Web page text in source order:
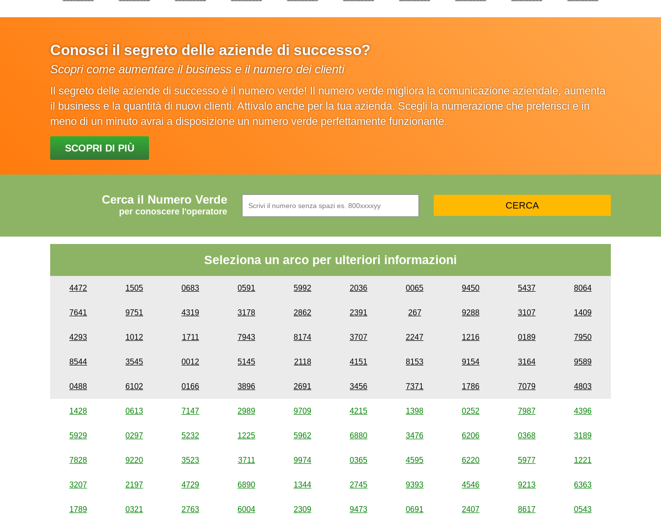
Conosci il segreto delle aziende di successo?
Scopri come aumentare il business e il numero dei clienti
Il segreto delle aziende di successo è il numero verde! Il numero verde migliora la comunicazione aziendale, aumenta
il business e la quantità di nuovi clienti. Attivalo anche per la tua azienda. Scegli la numerazione che preferisci e in
meno di un minuto avrai a disposizione un numero verde perfettamente funzionante.
SCOPRI DI PIÙ
Cerca il Numero Verde
per conoscere l'operatore
Seleziona un arco per ulteriori informazioni
4472 1505 0683 0591 5992 2036 0065 9450 5437 8064
7641 9751 4319 3178 2862 2391 267 9288 3107 1409
4293 1012 1711 7943 8174 3707 2247 1216 0189 7950
8544 3545 0012 5145 2118 4151 8153 9154 3164 9589
0488 6102 0166 3896 2691 3456 7371 1786 7079 4803
1428 0613 7147 2989 9709 4215 1398 0252 7987 4396
5929 0297 5232 1225 5962 6880 3476 6206 0368 3189
7828 9220 3523 3711 9974 0365 4595 6220 5977 1221
3207 2197 4729 6890 1344 2745 9393 4546 9213 6363
1789 0321 2763 6004 2309 9473 0691 2407 8617 0543